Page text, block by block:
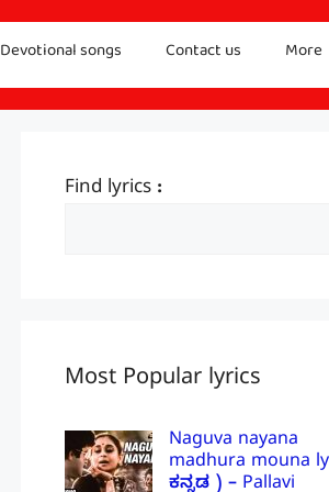
Devotional songs Contact us More
Find lyrics :
Most Popular lyrics
Naguva nayana
madhura mouna
ಕನ್ನಡ ) – Pallavi